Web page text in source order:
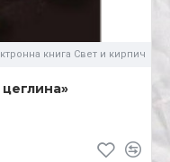
книга Свет и кирпич
цеглина»